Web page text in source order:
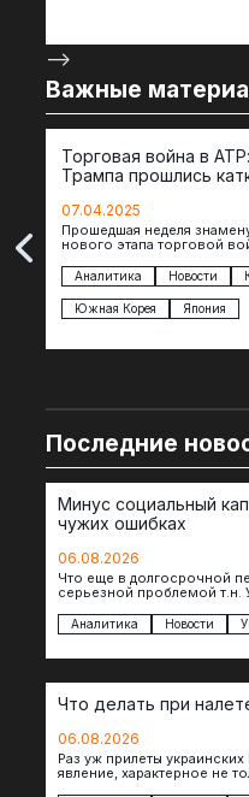
-->
Важные
Торговая война в
Трампа прошлись
07.04.2025
Прошедшая неделя
нового этапа торговой
импорта из более 100
Аналитика Новости
Южная Корея Япония
Последние
Минус социальный
чужих ошибках
06.08.2026
Что еще в долгосрочной
серьезной проблемой т.н.
которых будет…
Аналитика Новости
Что делать при
06.08.2026
Раз уж прилеты
явление, характерное не